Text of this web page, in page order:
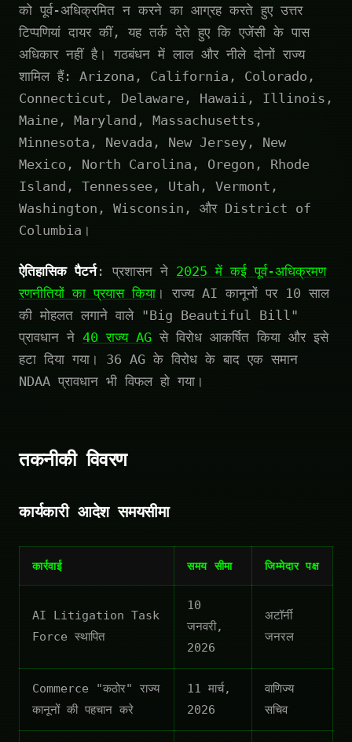
को पूर्व-अधिक्रमित न करने का आग्रह करते हुए उत्तर
टिप्पणियां दायर कीं, यह तर्क देते हुए कि एजेंसी के पास
अधिकार नहीं है। गठबंधन में लाल और नीले दोनों राज्य
शामिल हैं: Arizona, California, Colorado,
Connecticut, Delaware, Hawaii, Illinois,
Maine, Maryland, Massachusetts,
Minnesota, Nevada, New Jersey, New
Mexico, North Carolina, Oregon, Rhode
Island, Tennessee, Utah, Vermont,
Washington, Wisconsin, और District of
Columbia।
ऐतिहासिक पैटर्न: प्रशासन ने 2025 में कई पूर्व-अधिक्रमण
रणनीतियों का प्रयास किया । राज्य AI कानूनों पर 10 साल
की मोहलत लगाने वाले "Big Beautiful Bill"
प्रावधान ने 40 राज्य AG से विरोध आकर्षित किया और इसे
हटा दिया गया। 36 AG के विरोध के बाद एक समान
NDAA प्रावधान भी विफल हो गया।
तकनीकी विवरण
कार्यकारी आदेश समयसीमा
कार्रवाई समय सीमा जिम्मेदार पक्ष
AI Litigation Task
Force स्थापित
10
जनवरी,
2026
अटॉर्नी
जनरल
Commerce "कठोर" राज्य
कानूनों की पहचान करे
11 मार्च,
2026
वाणिज्य
सचिव